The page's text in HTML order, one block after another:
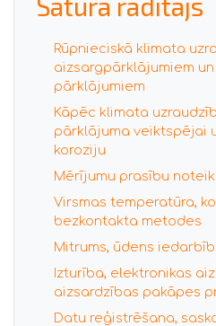
Rūpnieciskā klimata
aizsargpārklājumiem
pārklājumiem
Kāpēc klimata
pārklājuma veiktspējai
koroziju
Mērījumu prasību
Virsmas temperatūra,
bezkontakta metodes
Mitrums, ūdens
Izturība, elektronikas
aizsardzības pakāpes
Datu reģistrēšana,